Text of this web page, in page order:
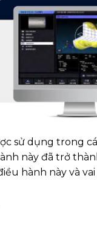
sử dụng trong
này đã trở
hành này và